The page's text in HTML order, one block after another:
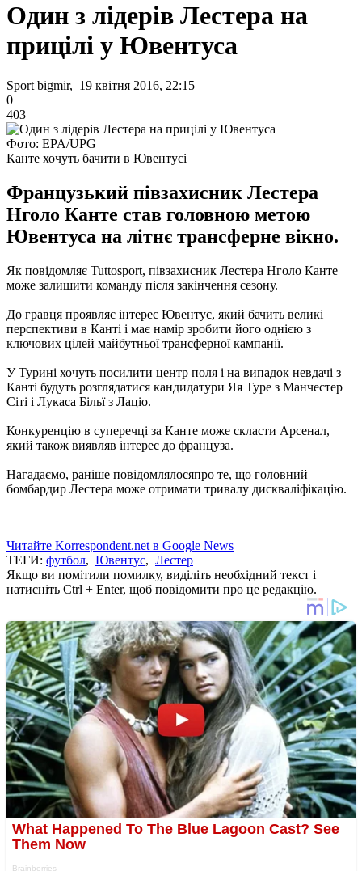
Один з лідерів Лестера на
прицілі у Ювентуса
Sport bigmir, 19 квітня 2016, 22:15
0
403
Фото: EPA/UPG
Канте хочуть бачити в Ювентусі
Французький півзахисник Лестера
Нголо Канте став головною метою
Ювентуса на літнє трансферне вікно.
Як повідомляє Tuttosport, півзахисник Лестера Нголо Канте
може залишити команду після закінчення сезону.
До гравця проявляє інтерес Ювентус, який бачить великі
перспективи в Канті і має намір зробити його однією з
ключових цілей майбутньої трансферної кампанії.
У Турині хочуть посилити центр поля і на випадок невдачі з
Канті будуть розглядатися кандидатури Яя Туре з Манчестер
Сіті і Лукаса Більї з Лаціо.
Конкуренцію в суперечці за Канте може скласти Арсенал,
який також виявляв інтерес до француза.
Нагадаємо, раніше повідомлялосяпро те, що головний
бомбардир Лестера може отримати тривалу дискваліфікацію.
Читайте Korrespondent.net в Google News
ТЕГИ: футбол, Ювентус, Лестер
Якщо ви помітили помилку, виділіть необхідний текст і
натисніть Ctrl + Enter, щоб повідомити про це редакцію.